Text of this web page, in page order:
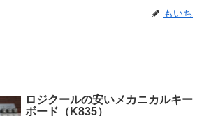
もいち
ロジクールの安いメカニカルキー
ボード（K835）